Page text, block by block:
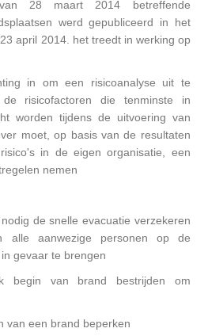
28 maart 2014 betreffende
werd gepubliceerd in het
april 2014. het treedt in werking op
in om een risicoanalyse uit te
risicofactoren die tenminste in
worden tijdens de uitvoering van
moet, op basis van de resultaten
in de eigen organisatie, een
nemen
de snelle evacuatie verzekeren
alle aanwezige personen op de
gevaar te brengen
begin van brand bestrijden om
van een brand beperken